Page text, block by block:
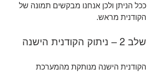
ככל הניתן ולכן אנחנו מבקשים תמונה של
הקודנית מראש.
שלב 2 – ניתוק הקודנית הישנה
הקודנית הישנה מנותקת מהמערכת